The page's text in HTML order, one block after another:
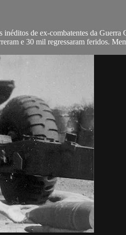
inéditos de ex-combatentes da
e 30 mil regressaram feridos.